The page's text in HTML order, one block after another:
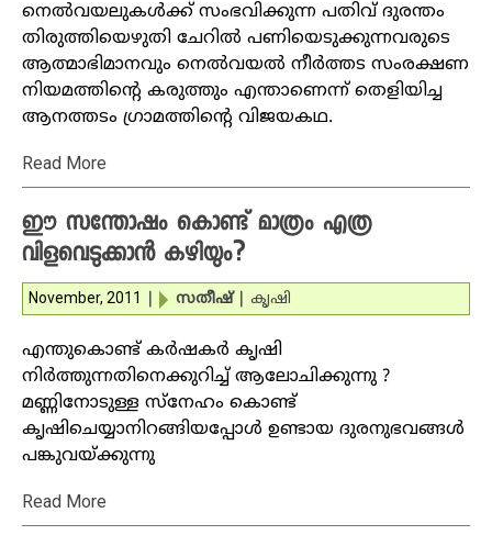
നെല്‍വയലുകള്‍ക്ക് സംഭവിക്കുന്ന പതിവ് ദുരന്തം
തിരുത്തിയെഴുതി ചേറില്‍ പണിയെടുക്കുന്നവരുടെ
ആത്മാഭിമാനവും നെല്‍വയല്‍ നീര്‍ത്തട സംരക്ഷണ
നിയമത്തിന്റെ കരുത്തും എന്താണെന്ന് തെളിയിച്ച
ആനത്തടം ഗ്രാമത്തിന്റെ വിജയകഥ.
Read More
ഈ സന്തോഷം കൊണ്ട് മാത്രം എത്ര
വിളവെടുക്കാന്‍ കഴിയും?
November, 2011 സതീഷ്‌ കൃഷി
എന്തുകൊണ്ട് കര്‍ഷകര്‍ കൃഷി
നിര്‍ത്തുന്നതിനെക്കുറിച്ച് ആലോചിക്കുന്നു ?
മണ്ണിനോടുള്ള സ്‌നേഹം കൊണ്ട്
കൃഷിചെയ്യാനിറങ്ങിയപ്പോള്‍ ഉണ്ടായ ദുരനുഭവങ്ങള്‍
പങ്കുവയ്ക്കുന്നു
Read More